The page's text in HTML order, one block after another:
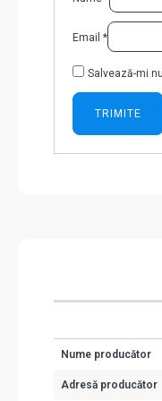
Email *
Salvează-mi
Nume producător
Adresă producător